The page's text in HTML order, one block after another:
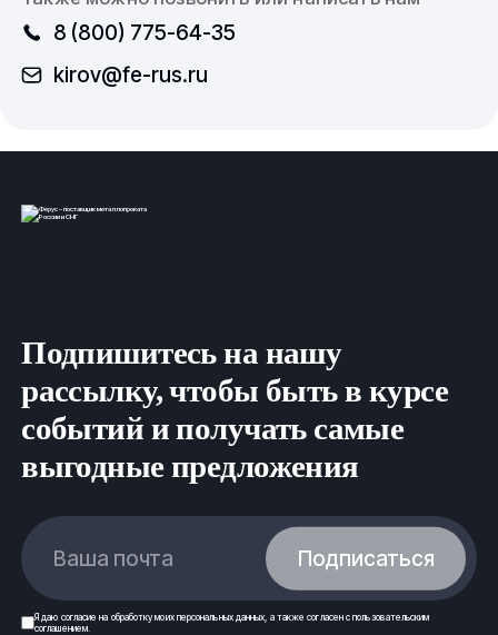
8 (800) 775-64-35
kirov@fe-rus.ru
Подпишитесь на нашу
рассылку, чтобы быть в курсе
событий и получать самые
выгодные предложения
Ваша почта Подписаться
Я даю согласие на обработку моих персональных данных , а также согласен спользовательским
соглашением.